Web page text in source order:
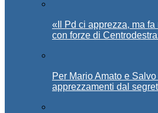
«Il Pd ci apprezza, ma
con forze di
Per Mario Amato e
apprezzamenti dal